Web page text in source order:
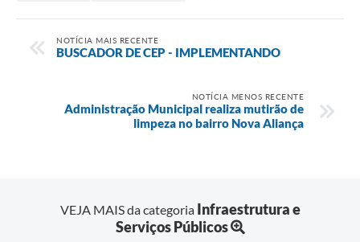
NOTÍCIA MAIS RECENTE
BUSCADOR DE CEP - IMPLEMENTANDO
NOTÍCIA MENOS RECENTE
Administração Municipal realiza mutirão de
limpeza no bairro Nova Aliança
VEJA MAIS da categoria Infraestrutura e
Serviços Públicos